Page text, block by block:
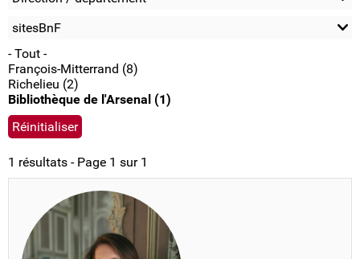
sitesBnF
- Tout -
François-Mitterrand (8)
Richelieu (2)
Bibliothèque de l'Arsenal (1)
1 résultats - Page 1 sur 1